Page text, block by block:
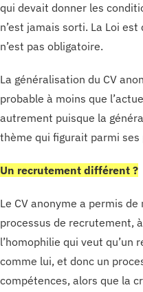
qui devait donner les
n’est jamais sorti. La Loi
n’est pas obligatoire.
La généralisation du CV
probable à moins que
autrement puisque la
thème qui figurait parmi
Un recrutement différent ?
Le CV anonyme a permis
processus de recrutement,
l’homophilie qui veut qu’un
comme lui, et donc un
compétences, alors que la